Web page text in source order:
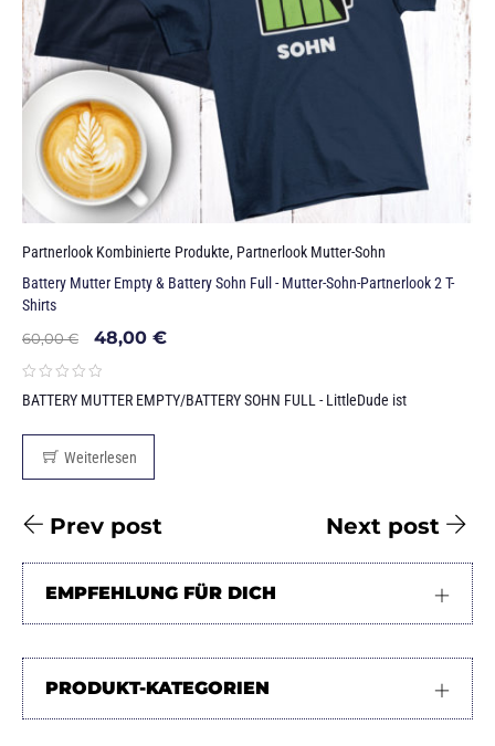
Partnerlook Kombinierte Produkte, Partnerlook Mutter-Sohn
Battery Mutter Empty & Battery Sohn Full - Mutter-Sohn-Partnerlook 2 T-
Shirts
60,00€ 48,00 €
BATTERY MUTTER EMPTY/BATTERY SOHN FULL - LittleDude ist
Weiterlesen
Prev post Next post
EMPFEHLUNG FÜR DICH
PRODUKT-KATEGORIEN